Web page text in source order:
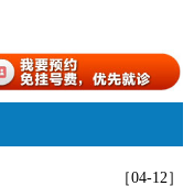
［04-12］